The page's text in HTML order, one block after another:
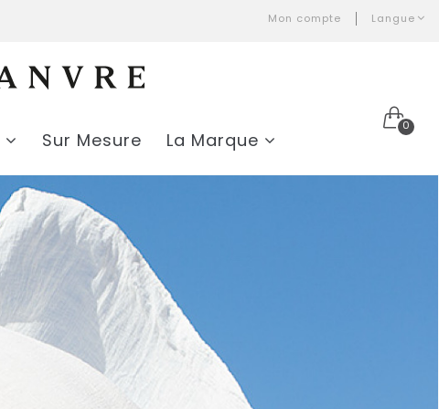
Langue
Mon compte
0
Sur Mesure La Marque